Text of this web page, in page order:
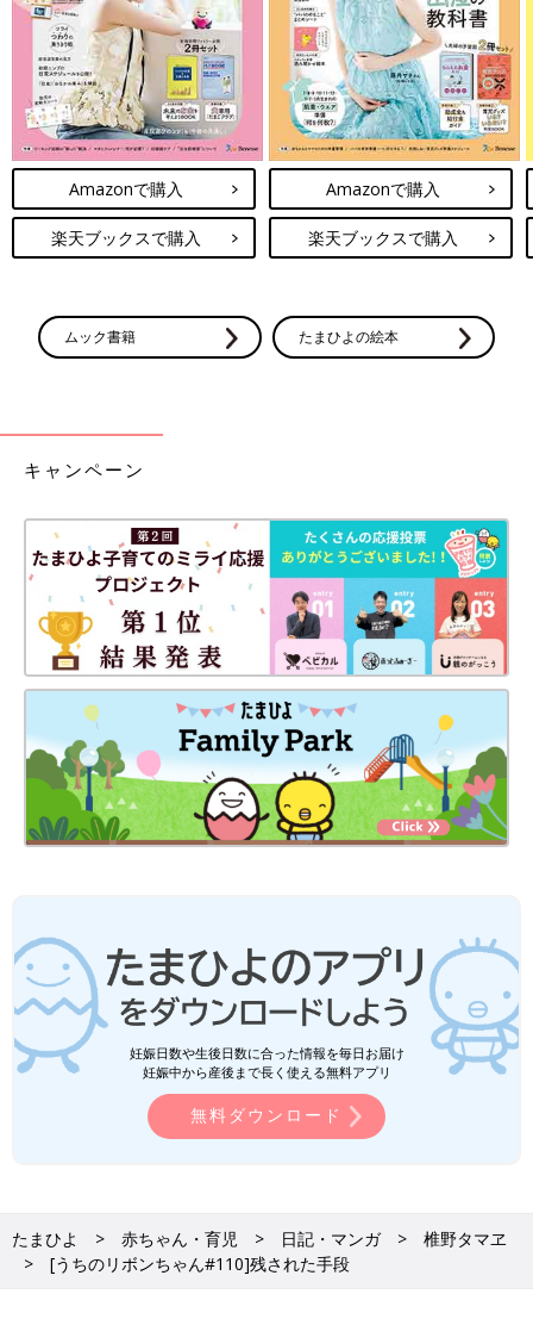
Amazonで購入
楽天ブックスで購入
Amazonで購入
楽天ブックスで購入
ムック書籍 たまひよの絵本
キャンペーン
妊娠日数や生後日数に合った情報を毎日お届け
妊娠中から産後まで長く使える無料アプリ
無料ダウンロード
たまひよ 赤ちゃん・育児 日記・マンガ
椎野タマヱ
[うちのリボンちゃん#110]残された手段